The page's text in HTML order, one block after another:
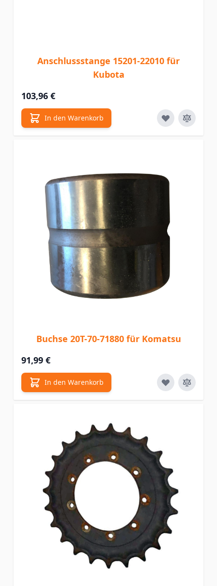
Anschlussstange 15201-22010 für
Kubota
103,96 €
In den Warenkorb
Buchse 20T-70-71880 für Komatsu
91,99 €
In den Warenkorb